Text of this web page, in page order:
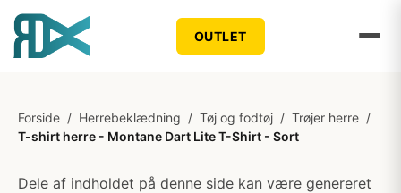
OUTLET
Forside / Herrebeklædning / Tøj og fodtøj / Trøjer herre /
T-shirt herre - Montane Dart Lite T-Shirt - Sort
Dele af indholdet på denne side kan være genereret